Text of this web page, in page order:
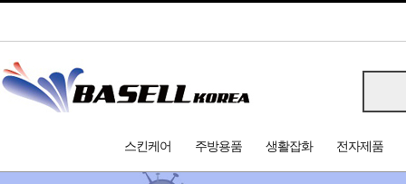
스킨케어 주방용품 생활잡화 전자제품